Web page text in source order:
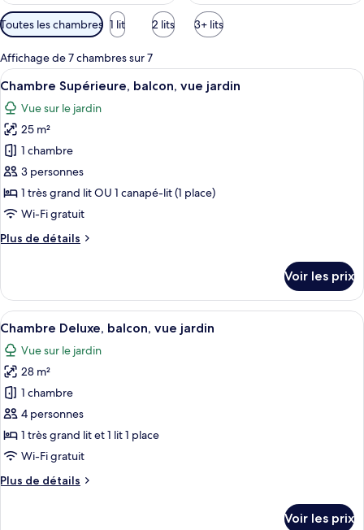
Filtres
disponibles
pour
les
chambres
Toutes les chambres 1 lit 2 lits 3+ lits
Affichage de 7 chambres sur 7
Afficher
toutes
les
photos
pour
ce
type
de
chambre :
Chambre
vue
jardin
Une chambre d’hôtel avec un grand
4
Chambre Supérieure, balcon, vue jardin
Vue sur le jardin
25 m²
1 chambre
3 personnes
1 très grand lit OU 1 canapé-lit (1 place)
Wi-Fi gratuit
Plus de détails
Plus
le
type
de
chambre
Chambre
Supérieure,
balcon,
vue
jardin
Voir les prix
Afficher
toutes
les
photos
pour
ce
type
de
chambre :
Chambre
Une chambre d’hôtel comprenant
4
Chambre Deluxe, balcon, vue jardin
Vue sur le jardin
28 m²
1 chambre
4 personnes
1 très grand lit et 1 lit 1 place
Wi-Fi gratuit
Plus de détails
Plus
Voir les prix